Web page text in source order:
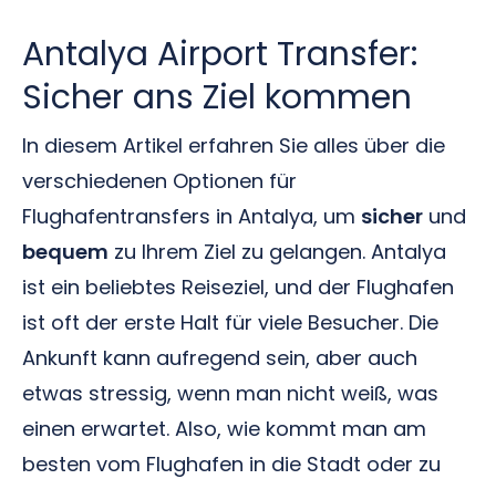
Antalya Airport Transfer:
Sicher ans Ziel kommen
In diesem Artikel erfahren Sie alles über die
verschiedenen Optionen für
Flughafentransfers in Antalya, um sicher und
bequem zu Ihrem Ziel zu gelangen. Antalya
ist ein beliebtes Reiseziel, und der Flughafen
ist oft der erste Halt für viele Besucher. Die
Ankunft kann aufregend sein, aber auch
etwas stressig, wenn man nicht weiß, was
einen erwartet. Also, wie kommt man am
besten vom Flughafen in die Stadt oder zu